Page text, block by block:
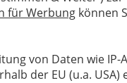
für Werbung können
von Daten wie IP-
der EU (u.a. USA)